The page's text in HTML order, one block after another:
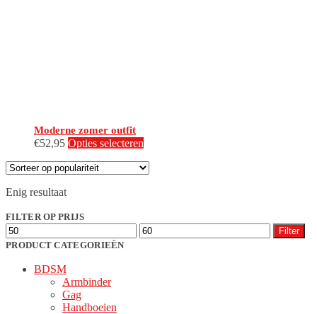
Moderne zomer outfit
€52,95 Opties selecteren
heeft
kan
Enig resultaat
FILTER OP PRIJS
Min.
prijs
Max.
prijs
Filter
PRODUCT CATEGORIEËN
BDSM
Armbinder
Gag
Handboeien